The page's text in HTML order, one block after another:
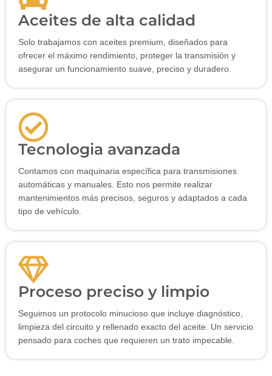
Aceites de alta calidad
Solo trabajamos con aceites premium, diseñados para
ofrecer el máximo rendimiento, proteger la transmisión y
asegurar un funcionamiento suave, preciso y duradero.
Tecnologia avanzada
Contamos con maquinaria específica para transmisiones
automáticas y manuales. Esto nos permite realizar
mantenimientos más precisos, seguros y adaptados a cada
tipo de vehículo.
Proceso preciso y limpio
Seguimos un protocolo minucioso que incluye diagnóstico,
limpieza del circuito y rellenado exacto del aceite. Un servicio
pensado para coches que requieren un trato impecable.